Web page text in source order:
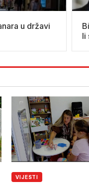
u državi
li
VIJESTI